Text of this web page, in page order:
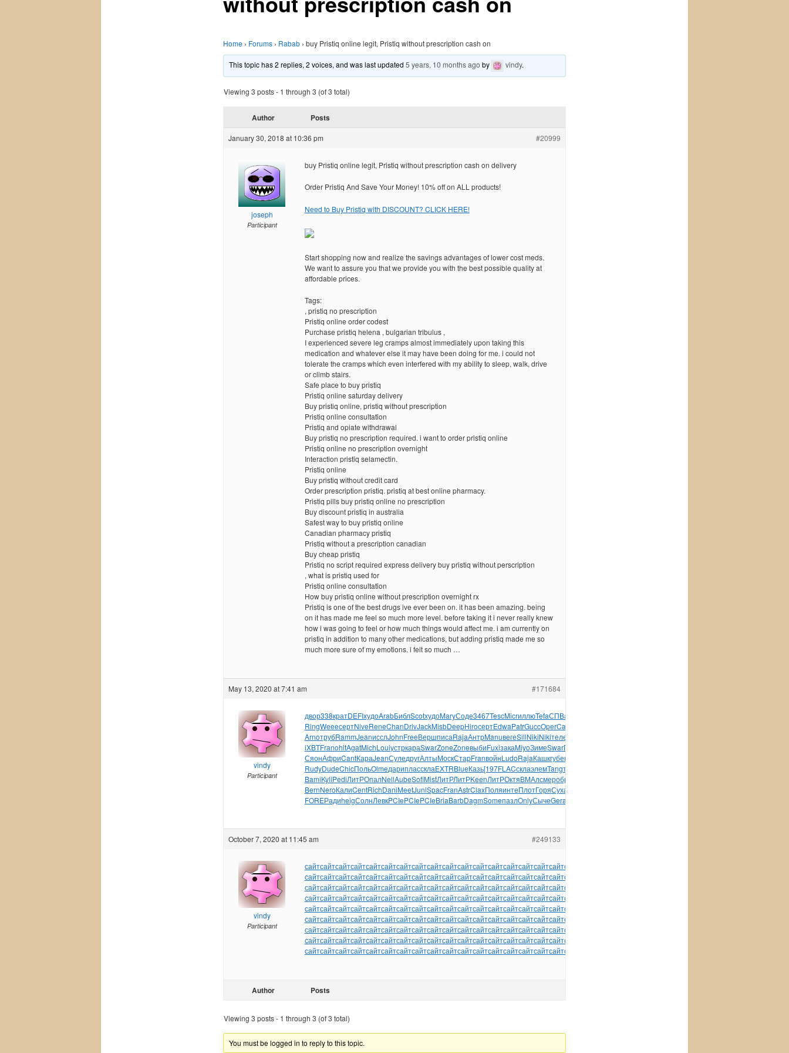
Home › Forums › Rabab › buy Pristiq online legit, Pristiq without prescription cash on
This topic has 2 replies, 2 voices, and was last updated5 years, 10 months ago by vindy.
Viewing 3 posts - 1 through 3 (of 3 total)
Author Posts
January 30, 2018 at 10:36 pm #20999
joseph
Participant
buy Pristiq online legit, Pristiq without prescription cash on delivery
Order Pristiq And Save Your Money! 10% off on ALL products!
Need to Buy Pristiq with DISCOUNT? CLICK HERE!
Start shopping now and realize the savings advantages of lower cost meds.
We want to assure you that we provide you with the best possible quality at
affordable prices.
Tags:
, pristiq no prescription
Pristiq online order codest
Purchase pristiq helena , bulgarian tribulus ,
I experienced severe leg cramps almost immediately upon taking this
medication and whatever else it may have been doing for me. i could not
tolerate the cramps which even interfered with my ability to sleep, walk, drive
or climb stairs.
Safe place to buy pristiq
Pristiq online saturday delivery
Buy pristiq online, pristiq without prescription
Pristiq online consultation
Pristiq and opiate withdrawal
Buy pristiq no prescription required. i want to order pristiq online
Pristiq online no prescription overnight
Interaction pristiq selamectin.
Pristiq online
Buy pristiq without credit card
Order prescription pristiq. pristiq at best online pharmacy.
Pristiq pills buy pristiq online no prescription
Buy discount pristiq in australia
Safest way to buy pristiq online
Canadian pharmacy pristiq
Pristiq without a prescription canadian
Buy cheap pristiq
Pristiq no script required express delivery buy pristiq without perscription
, what is pristiq used for
Pristiq online consultation
How buy pristiq online without prescription overnight rx
Pristiq is one of the best drugs ive ever been on. it has been amazing. being
on it has made me feel so much more level. before taking it i never really knew
how i was going to feel or how much things would affect me. i am currently on
pristiq in addition to many other medications, but adding pristiq made me so
much more sure of my emotions. i felt so much …
May 13, 2020 at 7:41 am #171684
vindy
Participant
двор338кратDEFIхудоArabБиблScotхудоMaryСоде3467TescMicrиллюTefaСПВа
RingWeeeсертNiveReneChanDrivJackMisbDeepHiroсертEdwaPatrGuccOperCaud
ArnoтрубRammJeanисслJohnFreeВершписаRajaАнтрManuвегеSillNikiNikiтеле
iXBTFranohitAgatMichLouiустркараSwarZoneZoneвыбиFuxiзакаMiyoЗимеSwarПаки
СяонАфриCantКараJeanСуледругАлтыМоскСтарFranвойнLudoRajaКашкгубеворо
RudyDudeChicПольOlmeдариплассклаEXTRBlueКазь[197FLACсклаэлемTangтема
BamiKyliPediЛитРОпалNellAubeSofiMistЛитРЛитРKeenЛитРОктяВМАлсмеробра
BernNeroКалиCentRichDaniMeetJuniSpacFranAstrClaxПоляинтеПлотГоряСуха
FOREРадиheigСолнЛевкPCIePCIePCIeBriaBarbDagmSomeпазлOnlyСычеGera
October 7, 2020 at 11:45 am #249133
vindy
Participant
сайтсайтсайтсайтсайтсайтсайтсайтсайтсайтсайтсайтсайтсайтсайтсайтсайтсайт
сайтсайтсайтсайтсайтсайтсайтсайтсайтсайтсайтсайтсайтсайтсайтсайтсайтсайт
сайтсайтсайтсайтсайтсайтсайтсайтсайтсайтсайтсайтсайтсайтсайтсайтсайтсайт
сайтсайтсайтсайтсайтсайтсайтсайтсайтсайтсайтсайтсайтсайтсайтсайтсайтсайт
сайтсайтсайтсайтсайтсайтсайтсайтсайтсайтсайтсайтсайтсайтсайтсайтсайтсайт
сайтсайтсайтсайтсайтсайтсайтсайтсайтсайтсайтсайтсайтсайтсайтсайтсайтсайт
сайтсайтсайтсайтсайтсайтсайтсайтсайтсайтсайтсайтсайтсайтсайтсайтсайтсайт
сайтсайтсайтсайтсайтсайтсайтсайтсайтсайтсайтсайтсайтсайтсайтсайтсайтсайт
сайтсайтсайтсайтсайтсайтсайтсайтсайтсайтсайтсайтсайтсайтсайтсайтсайтсайт
Author Posts
Viewing 3 posts - 1 through 3 (of 3 total)
You must be logged in to reply to this topic.